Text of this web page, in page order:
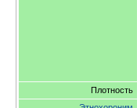
Плотность